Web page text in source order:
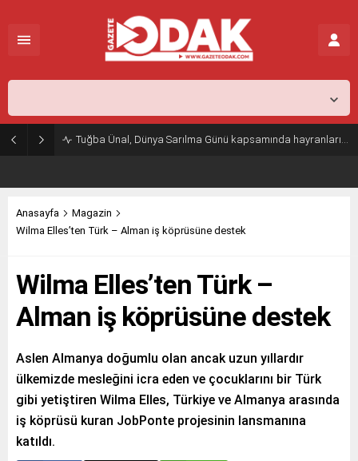
Tuğba Ünal, Dünya Sarılma Günü kapsamında hayranlarıyla buluştu
Anasayfa
Magazin
Wilma Elles’ten Türk – Alman iş köprüsüne destek
Wilma Elles’ten Türk –
Alman iş köprüsüne destek
Aslen Almanya doğumlu olan ancak uzun yıllardır
ülkemizde mesleğini icra eden ve çocuklarını bir Türk
gibi yetiştiren Wilma Elles, Türkiye ve Almanya arasında
iş köprüsü kuran JobPonte projesinin lansmanına
katıldı.